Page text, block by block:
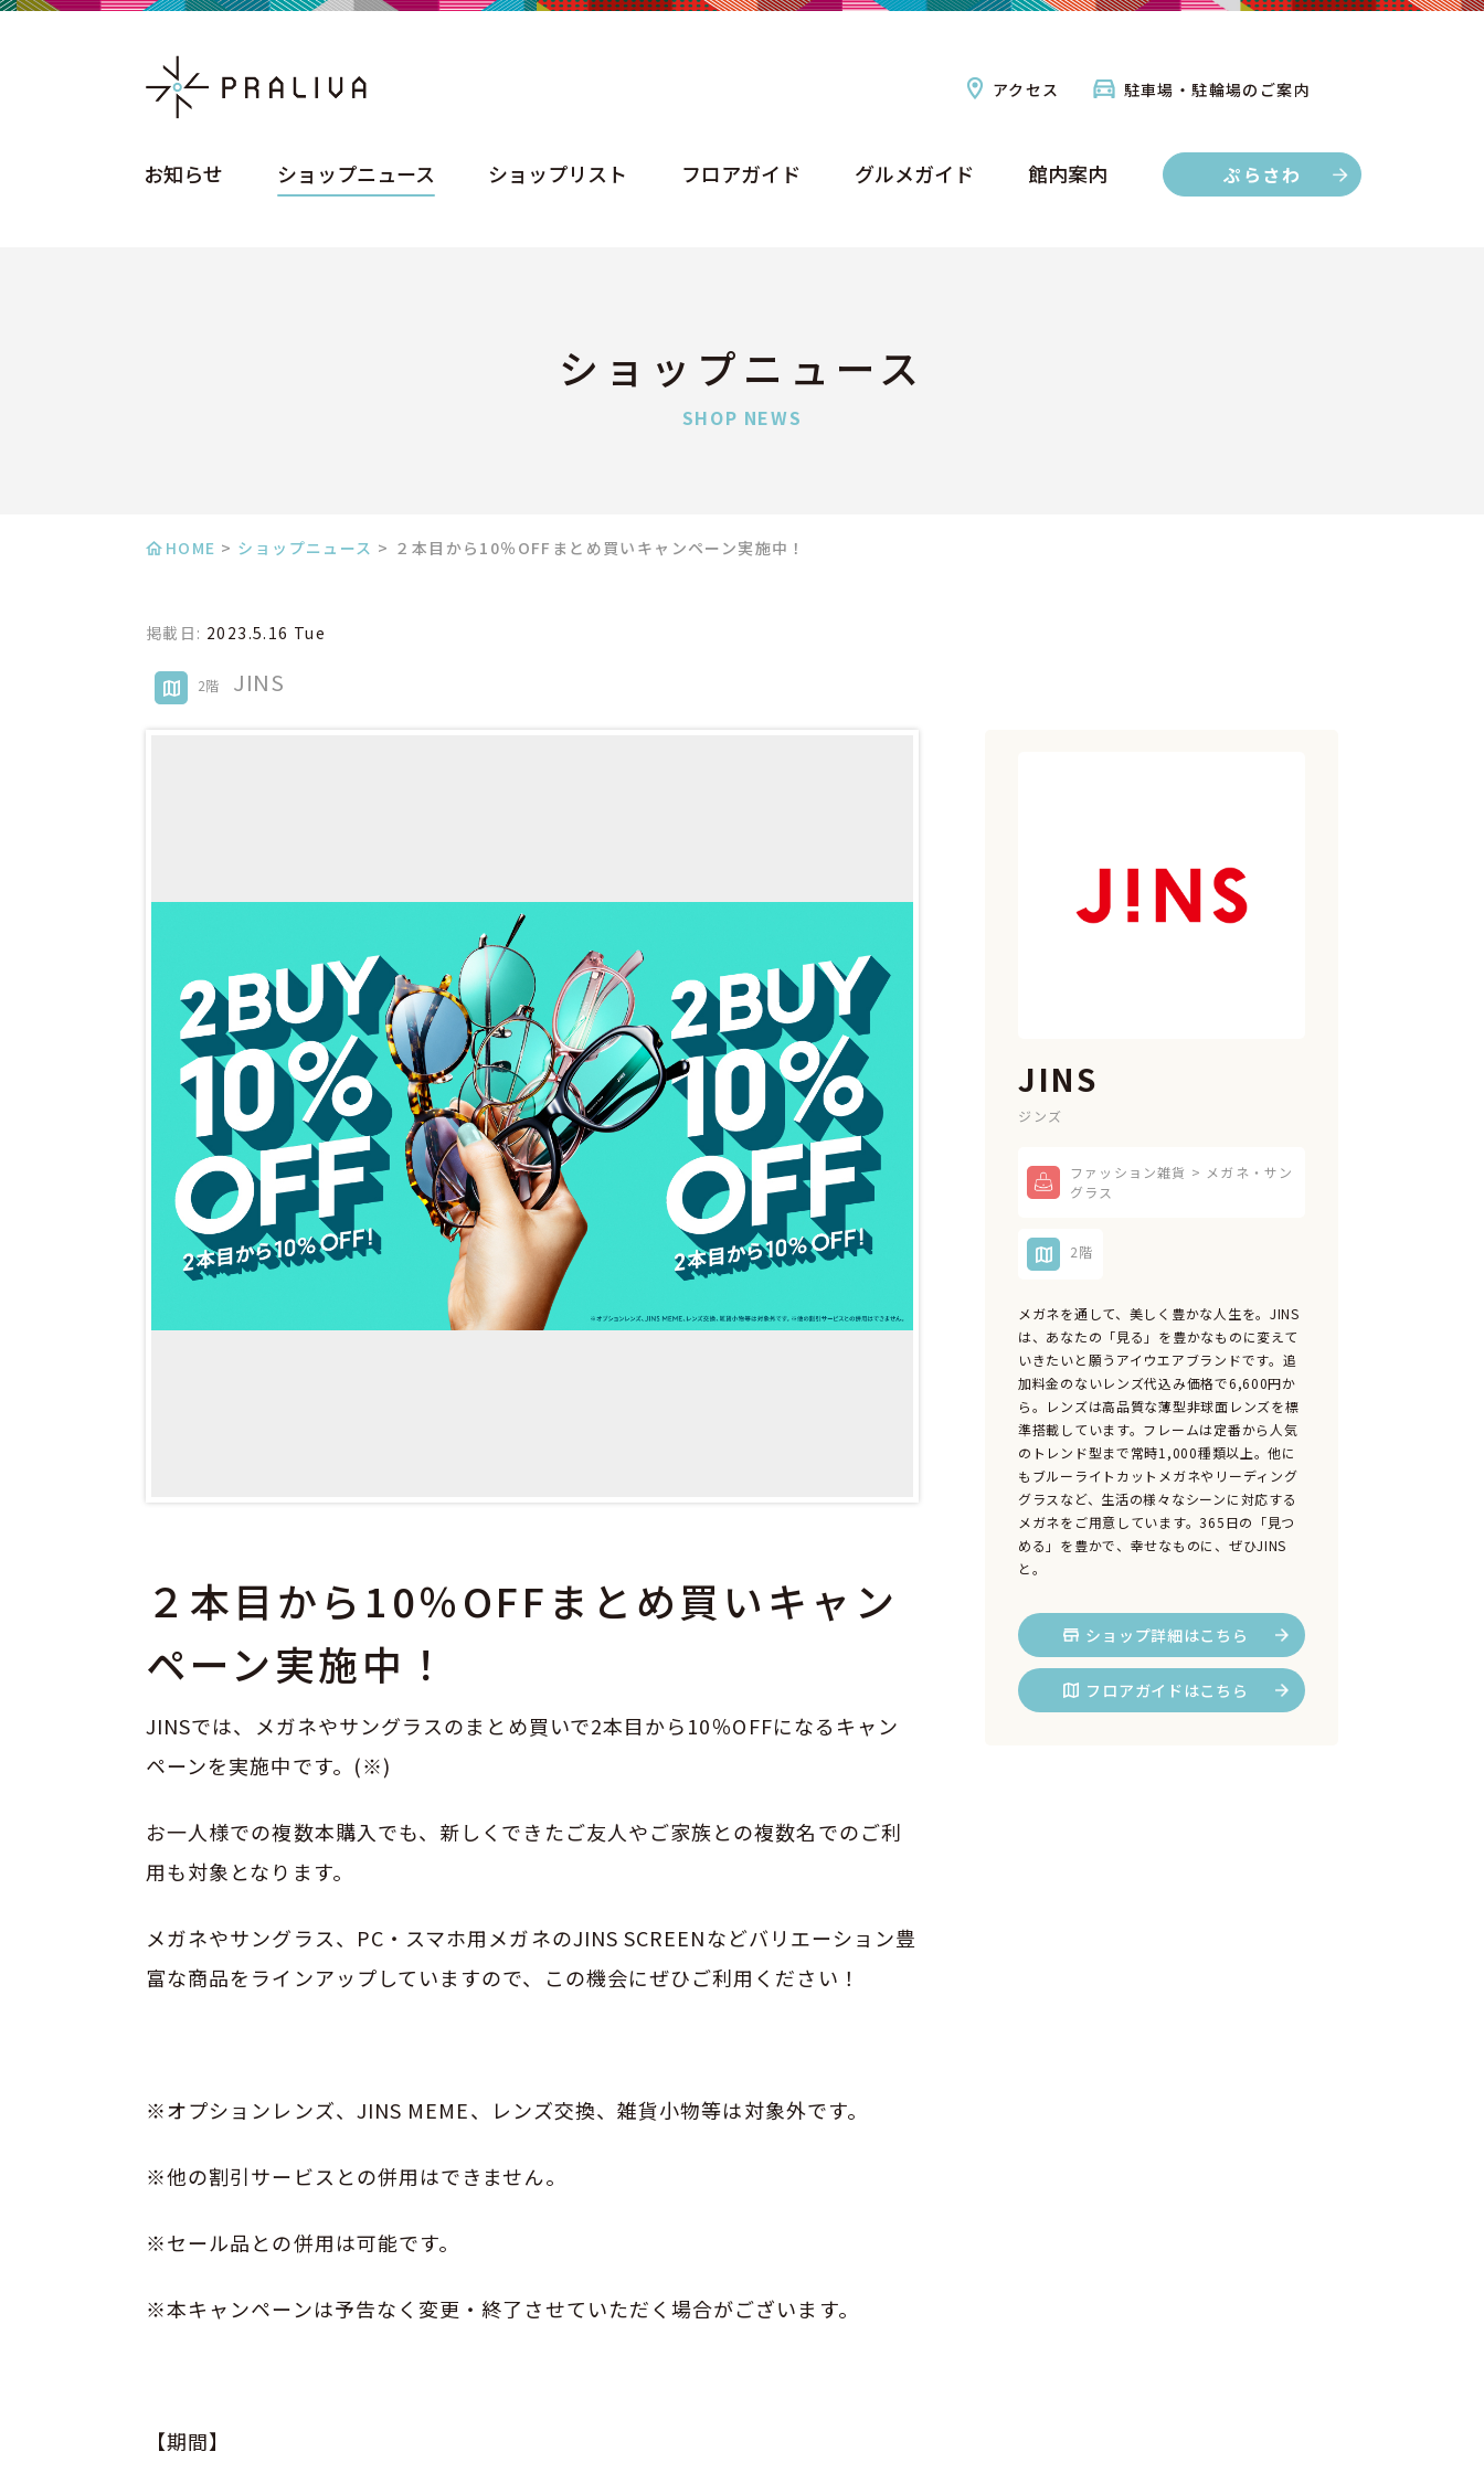
アクセス 駐車場・駐輪場のご案内
お知らせ ショップニュース ショップリスト フロアガイド グルメガイド 館内案内 ぷらさわ
ショップニュース
SHOP NEWS
HOME > ショップニュース > ２本目から10％OFFまとめ買いキャンペーン実施中！
掲載日: 2023.5.16 Tue
2階 JINS
２本目から10％OFFまとめ買いキャン
ペーン実施中！
JINSでは、メガネやサングラスのまとめ買いで2本目から10％OFFになるキャン
ペーンを実施中です。(※)
お一人様での複数本購入でも、新しくできたご友人やご家族との複数名でのご利
用も対象となります。
メガネやサングラス、PC・スマホ用メガネのJINS SCREENなどバリエーション豊
富な商品をラインアップしていますので、この機会にぜひご利用ください！
※オプションレンズ、JINS MEME、レンズ交換、雑貨小物等は対象外です。
※他の割引サービスとの併用はできません。
※セール品との併用は可能です。
※本キャンペーンは予告なく変更・終了させていただく場合がございます。
【期間】
JINS
ジンズ
ファッション雑貨 > メガネ・サン
グラス
2階
メガネを通して、美しく豊かな人生を。JINS
は、あなたの「見る」を豊かなものに変えて
いきたいと願うアイウエアブランドです。追
加料金のないレンズ代込み価格で6,600円か
ら。レンズは高品質な薄型非球面レンズを標
準搭載しています。フレームは定番から人気
のトレンド型まで常時1,000種類以上。他に
もブルーライトカットメガネやリーディング
グラスなど、生活の様々なシーンに対応する
メガネをご用意しています。365日の「見つ
める」を豊かで、幸せなものに、ぜひJINS
と。
ショップ詳細はこちら
フロアガイドはこちら